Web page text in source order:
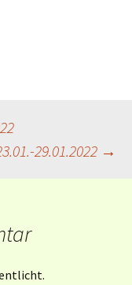
29.01.2022 →